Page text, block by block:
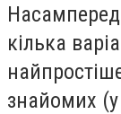
кілька
знайомих